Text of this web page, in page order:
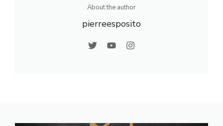
About the author
pierreesposito